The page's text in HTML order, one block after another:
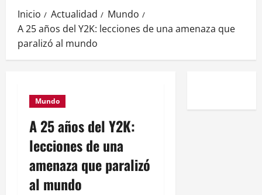
Inicio Actualidad
Mundo
A 25 años del Y2K: lecciones de una amenaza que
paralizó al mundo
Mundo
A 25 años del Y2K:
lecciones de una
amenaza que paralizó
al mundo